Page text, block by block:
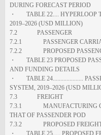
DURING FORECAST PERIOD
・ TABLE 22.... HYPERLOOP
2019–2026 (USD MILLION)
7.2 PASSENGER
7.2.1 PASSENGER
7.2.2 PROPOSED
・ TABLE 23 PROPOSED
AND FUNDING DETAILS
・ TABLE 24....................
SYSTEM, 2019–2026 (USD
7.3 FREIGHT
7.3.1 MANUFACTURING
THAT OF PASSENDER POD
7.3.2 PROPOSED FREIGHT
・ TABLE 25..... PROPOSED